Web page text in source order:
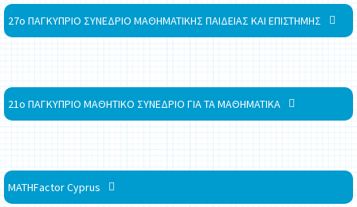
27ο ΠΑΓΚΥΠΡΙΟ ΣΥΝΕΔΡΙΟ ΜΑΘΗΜΑΤΙΚΗΣ ΠΑΙΔΕΙΑΣ ΚΑΙ ΕΠΙΣΤΗΜΗΣ
21ο ΠΑΓΚΥΠΡΙΟ ΜΑΘΗΤΙΚΟ ΣΥΝΕΔΡΙΟ ΓΙΑ ΤΑ ΜΑΘΗΜΑΤΙΚΑ
MATHFactor Cyprus